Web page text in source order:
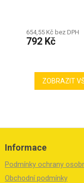
654,55 Kč bez DPH
792 Kč
ZOBRAZIT
Z
Informace
Podmínky ochrany
Obchodní podmínky